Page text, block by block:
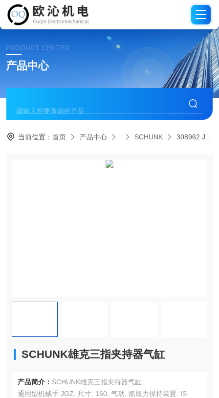
PRODUCT CENTER
产品中心
当前位置：首页 产品中心 SCHUNK 308962 JGZ 160-1-ISSCHUNK雄克三指夹持器气缸
SCHUNK雄克三指夹持器气缸
产品简介： SCHUNK雄克三指夹持器气缸
通用型机械手 JGZ, 尺寸: 160, 气动, 抓取力保持装置: IS